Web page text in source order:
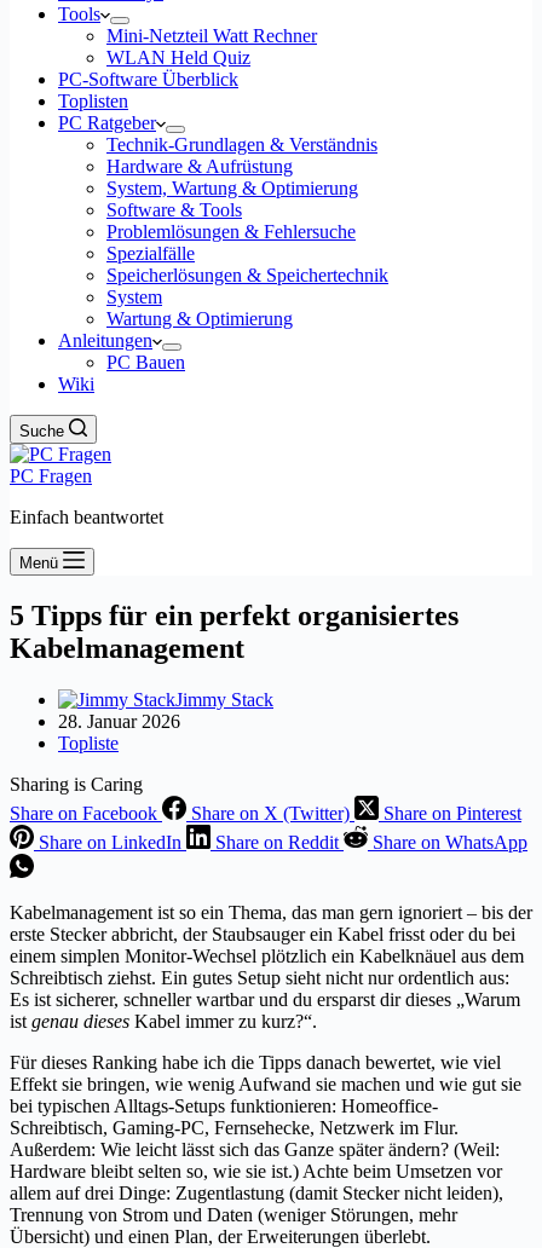
Tools
Mini-Netzteil Watt Rechner
WLAN Held Quiz
PC-Software Überblick
Toplisten
PC Ratgeber
Technik-Grundlagen & Verständnis
Hardware & Aufrüstung
System, Wartung & Optimierung
Software & Tools
Problemlösungen & Fehlersuche
Spezialfälle
Speicherlösungen & Speichertechnik
System
Wartung & Optimierung
Anleitungen
PC Bauen
Wiki
Suche
PC Fragen
Einfach beantwortet
Menü
5 Tipps für ein perfekt organisiertes
Kabelmanagement
Jimmy Stack
28. Januar 2026
Topliste
Sharing is Caring
Share on Facebook
Share on X (Twitter)
Share on Pinterest
Share on LinkedIn
Share on Reddit Share on WhatsApp
Kabelmanagement ist so ein Thema, das man gern ignoriert – bis der
erste Stecker abbricht, der Staubsauger ein Kabel frisst oder du bei
einem simplen Monitor-Wechsel plötzlich ein Kabelknäuel aus dem
Schreibtisch ziehst. Ein gutes Setup sieht nicht nur ordentlich aus:
Es ist sicherer, schneller wartbar und du ersparst dir dieses „Warum
ist genau dieses Kabel immer zu kurz?“.
Für dieses Ranking habe ich die Tipps danach bewertet, wie viel
Effekt sie bringen, wie wenig Aufwand sie machen und wie gut sie
bei typischen Alltags-Setups funktionieren: Homeoffice-
Schreibtisch, Gaming-PC, Fernsehecke, Netzwerk im Flur.
Außerdem: Wie leicht lässt sich das Ganze später ändern? (Weil:
Hardware bleibt selten so, wie sie ist.) Achte beim Umsetzen vor
allem auf drei Dinge: Zugentlastung (damit Stecker nicht leiden),
Trennung von Strom und Daten (weniger Störungen, mehr
Übersicht) und einen Plan, der Erweiterungen überlebt.